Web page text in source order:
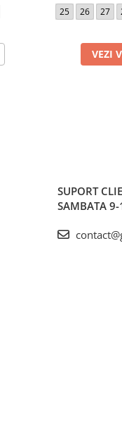
25 26 27
VEZI
SUPORT
SAMBATA 9-